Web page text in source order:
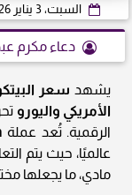
السبت، 3 يناير 2026
دعاء مكرم
يشهد سعر
الأمريكي واليورو
الرقمية. تُعد عملة
عالميًا، حيث يتم
مادي، ما يجعلها